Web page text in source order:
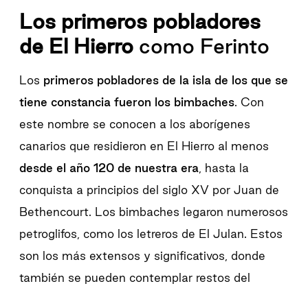
Los primeros pobladores
de El Hierrocomo Ferinto
Los primeros pobladores de la isla de los que se
tiene constancia fueron los bimbaches. Con
este nombre se conocen a los aborígenes
canarios que residieron en El Hierro al menos
desde el año 120 de nuestra era, hasta la
conquista a principios del siglo XV por Juan de
Bethencourt. Los bimbaches legaron numerosos
petroglifos, como los letreros de El Julan. Estos
son los más extensos y significativos, donde
también se pueden contemplar restos del